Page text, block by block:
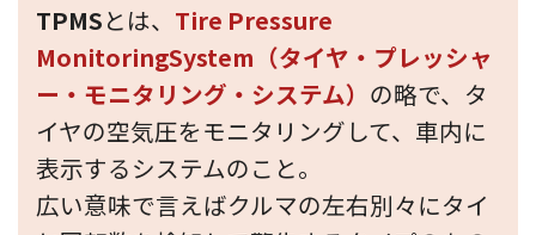
TPMSとは、 Tire Pressure
MonitoringSystem（タイヤ・プレッシャ
ー・モニタリング・システム） の略で、タ
イヤの空気圧をモニタリングして、車内に
表示するシステムのこと。
広い意味で言えばクルマの左右別々にタイ